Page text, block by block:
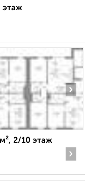
этаж
›
2/10 этаж
›